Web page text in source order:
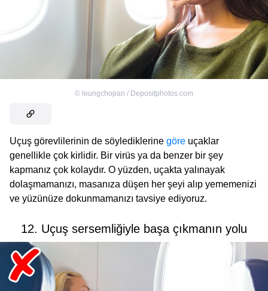
© leungchopan / Depositphotos.com
Uçuş görevlilerinin de söylediklerine göre uçaklar
genellikle çok kirlidir. Bir virüs ya da benzer bir şey
kapmanız çok kolaydır. O yüzden, uçakta yalınayak
dolaşmamanızı, masanıza düşen her şeyi alıp yememenizi
ve yüzünüze dokunmamanızı tavsiye ediyoruz.
12. Uçuş sersemliğiyle başa çıkmanın yolu